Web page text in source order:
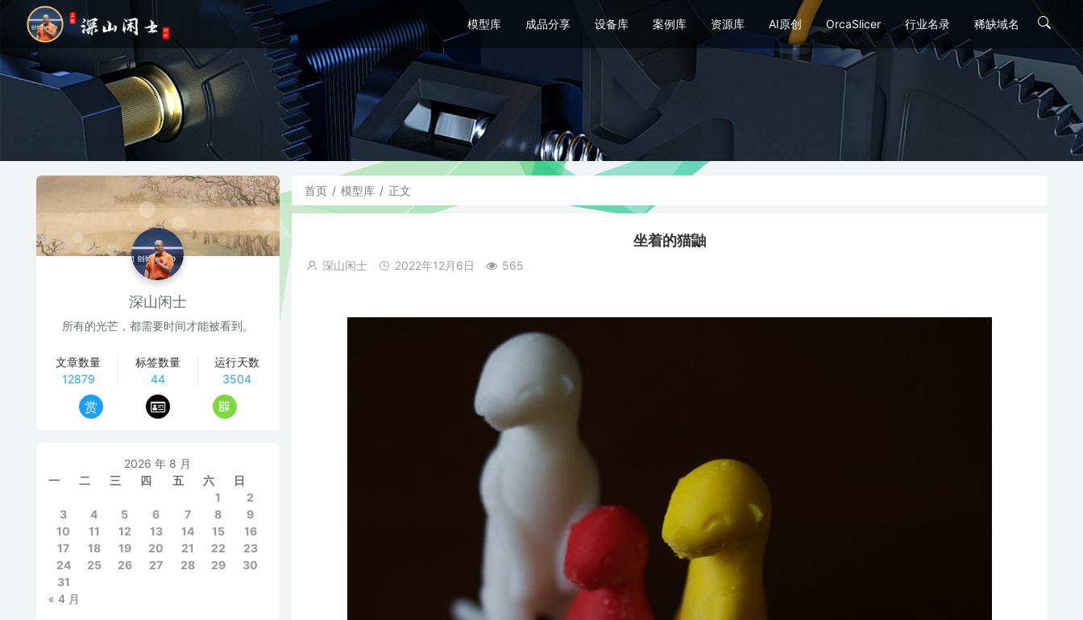
模型库 成品分享 设备库 案例库 资源库 AI原创 OrcaSlicer 行业名录 稀缺域名
首页 / 模型库 / 正文
坐着的猫鼬
深山闲士 2022年12月6日 565
深山闲士
所有的光芒，都需要时间才能被看到。
文章数量
12879
标签数量
44
运行天数
3504
赏
2026 年 8 月
一
二 三 四 五 六
日
1
2
3
4 5 6 7 8
9
10
11 12 13 14 15
16
17
18 19 20 21 22
23
24
25 26 27 28 29
30
31
« 4 月